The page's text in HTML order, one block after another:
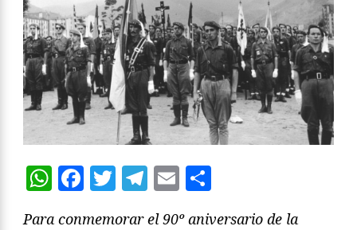
WhatsApp
Facebook
Twitter
Telegram
Email
Para conmemorar el 90º aniversario de la